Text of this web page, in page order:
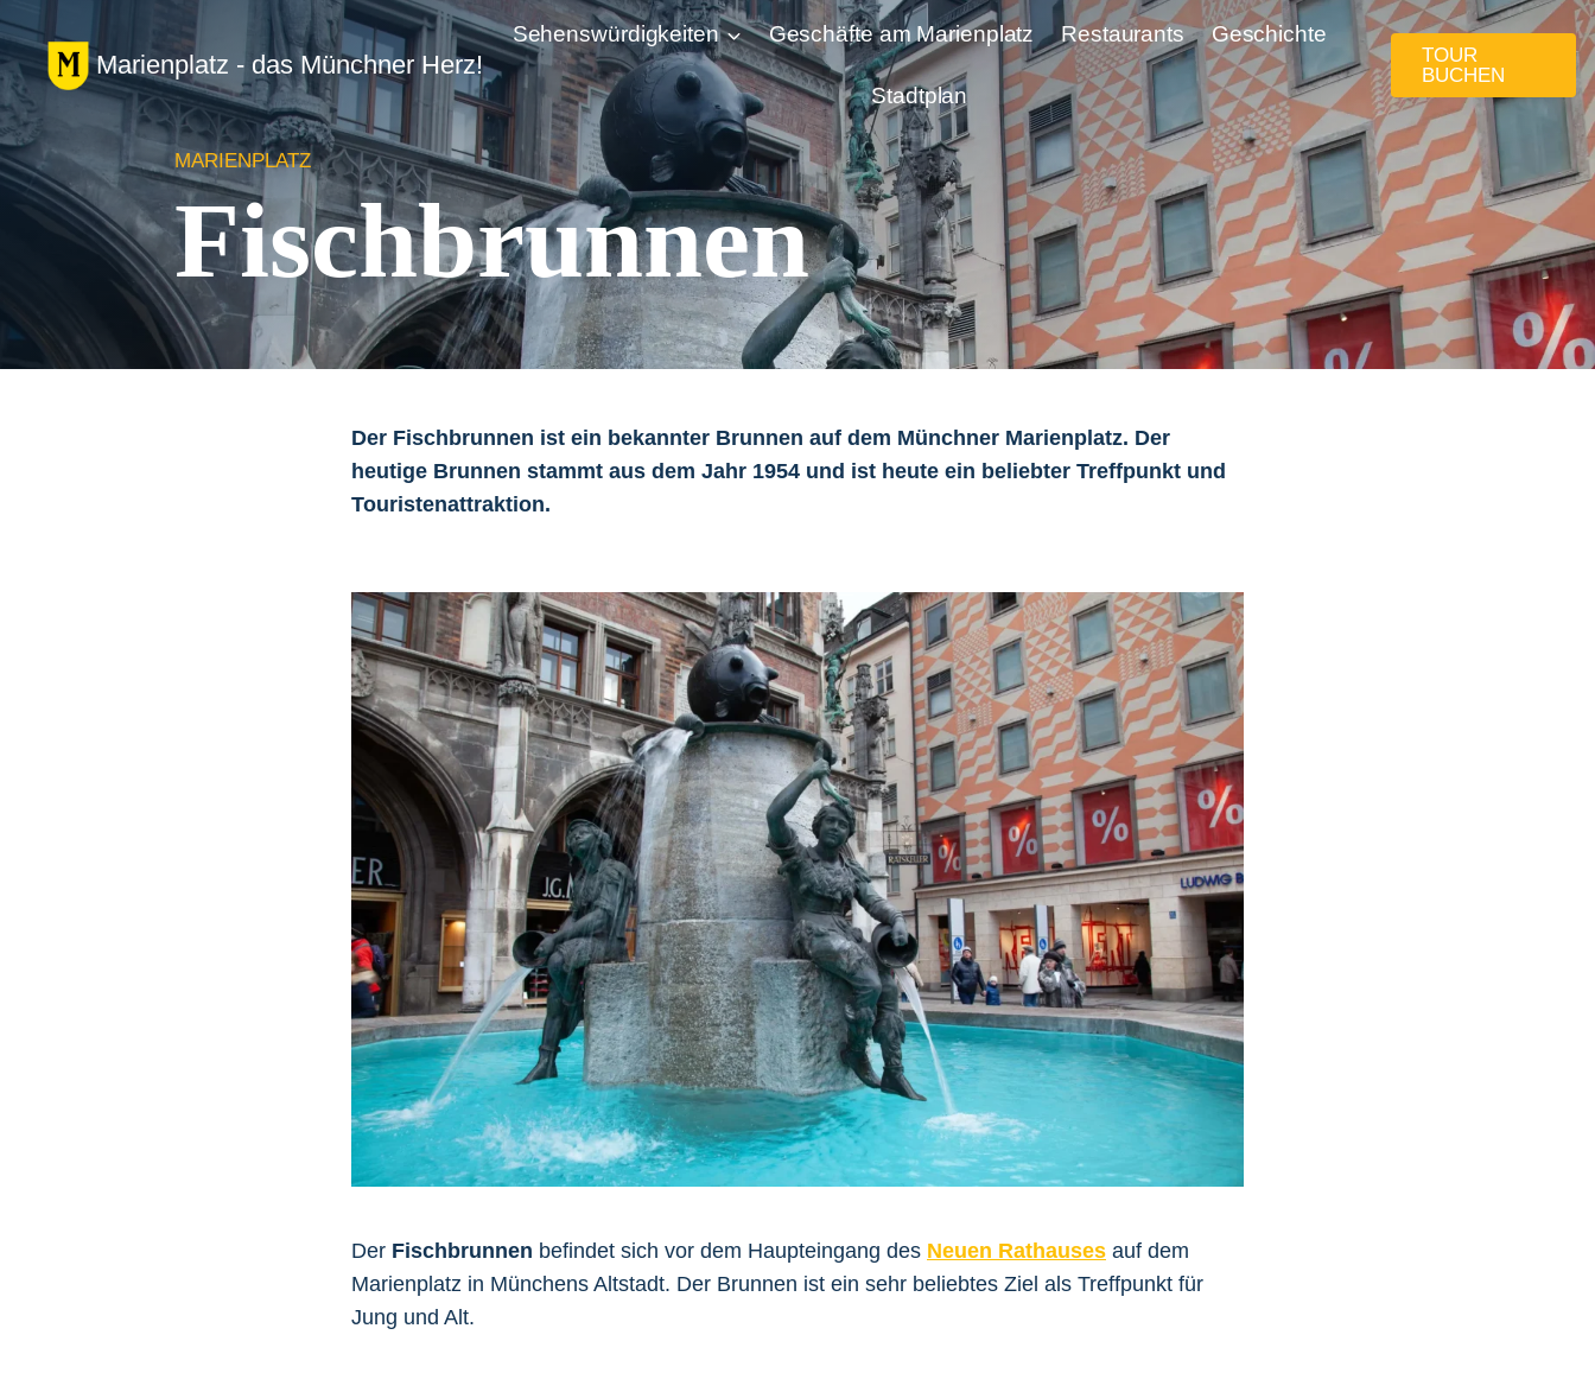
Zum
Inhalt
springen
Marienplatz - das Münchner Herz!
Sehenswürdigkeiten Geschäfte am Marienplatz Restaurants Geschichte
Stadtplan
TOUR
BUCHEN
MARIENPLATZ
Fischbrunnen
Der Fischbrunnen ist ein bekannter Brunnen auf dem Münchner Marienplatz. Der
heutige Brunnen stammt aus dem Jahr 1954 und ist heute ein beliebter Treffpunkt und
Touristenattraktion.
Der Fischbrunnen befindet sich vor dem Haupteingang des Neuen Rathauses auf dem
Marienplatz in Münchens Altstadt. Der Brunnen ist ein sehr beliebtes Ziel als Treffpunkt für
Jung und Alt.